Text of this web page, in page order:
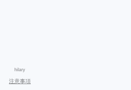
hilary
注意事項